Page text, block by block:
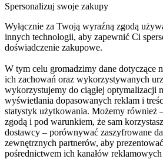
Spersonalizuj swoje zakupy
Wyłącznie za Twoją wyraźną zgodą
innych technologii, aby zapewnić Ci
doświadczenie zakupowe.
W tym celu gromadzimy dane dotyczące
ich zachowań oraz wykorzystywanych
wykorzystujemy do ciągłej optymalizacji
wyświetlania dopasowanych reklam i
statystyk użytkowania. Możemy również
zgodą i pod warunkiem, że sam
dostawcy – porównywać zaszyfrowane
zewnętrznych partnerów, aby
pośrednictwem ich kanałów